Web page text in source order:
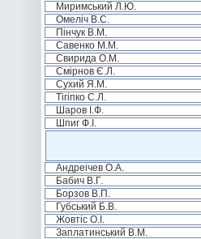
Миримський Л.Ю.
Омеліч В.С.
Пінчук В.М.
Савенко М.М.
Свирида О.М.
Смірнов Є.Л.
Сухий Я.М.
Тігіпко С.Л.
Шаров І.Ф.
Шпиг Ф.І.
Андреічев О.А.
Бабич В.Г.
Борзов В.П.
Губський Б.В.
Жовтіс О.І.
Заплатинський В.М.